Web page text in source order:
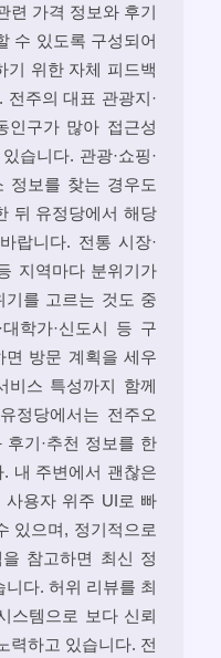
련 가격 정보와 후기
수 있도록 구성되어
기 위한 자체 피드백
주의 대표 관광지·
인구가 많아 접근성
습니다. 관광·쇼핑·
정보를 찾는 경우도
뒤 유정당에서 해당
랍니다. 전통 시장·
지역마다 분위기가
기를 고르는 것도 중
학가·신도시 등 구
면 방문 계획을 세우
비스 특성까지 함께
정당에서는 전주오
후기·추천 정보를 한
내 주변에서 괜찮은
사용자 위주 UI로 빠
있으며, 정기적으로
참고하면 최신 정
다. 허위 리뷰를 최
스템으로 보다 신뢰
력하고 있습니다. 전